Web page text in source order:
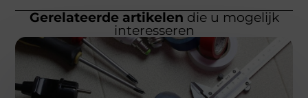
Gerelateerde artikelen die u mogelijk
interesseren